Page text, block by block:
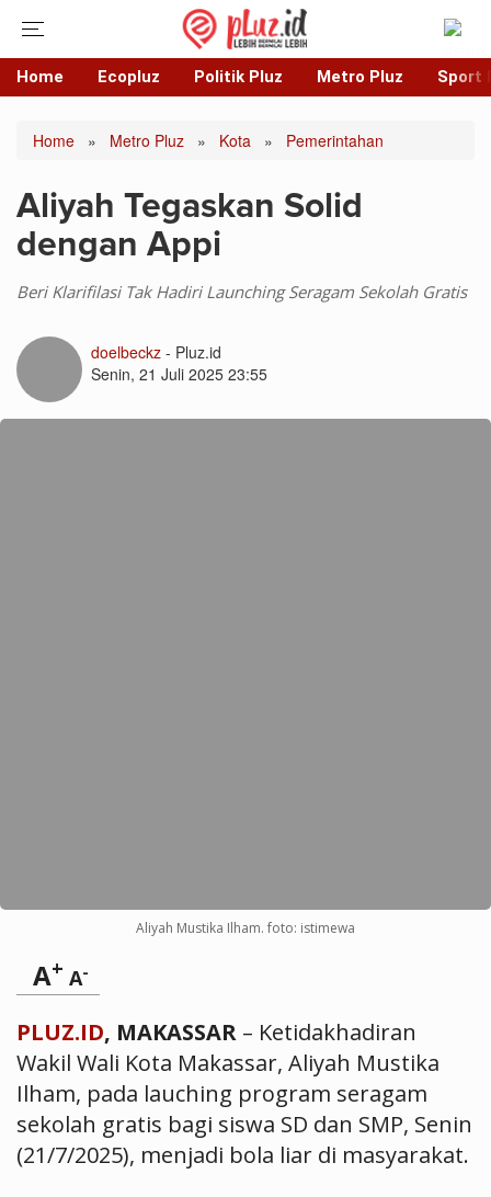
Home Ecopluz Politik Pluz Metro Pluz Sport
Home » Metro Pluz » Kota » Pemerintahan
Aliyah Tegaskan Solid
dengan Appi
Beri Klarifilasi Tak Hadiri Launching Seragam Sekolah Gratis
doelbeckz - Pluz.id
Senin, 21 Juli 2025 23:55
Aliyah Mustika Ilham. foto: istimewa
A+ A-
PLUZ.ID, MAKASSAR – Ketidakhadiran
Wakil Wali Kota Makassar, Aliyah Mustika
Ilham, pada lauching program seragam
sekolah gratis bagi siswa SD dan SMP, Senin
(21/7/2025), menjadi bola liar di masyarakat.